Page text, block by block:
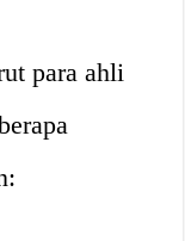
para ahli